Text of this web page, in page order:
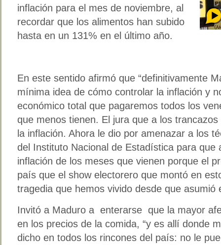
inflación para el mes de noviembre, al
recordar que los alimentos han subido
hasta en un 131% en el último año.
En este sentido afirmó que “definitivamente
mínima idea de cómo controlar la inflación y
económico total que pagaremos todos los
que menos tienen. El jura que a los
la inflación. Ahora le dio por amenazar a los
del Instituto Nacional de Estadística para que
inflación de los meses que vienen porque el
país que el show electorero que montó en
tragedia que hemos vivido desde que asumió
Invitó a Maduro a enterarse que la mayor
en los precios de la comida, “y es allí donde
dicho en todos los rincones del país: no le